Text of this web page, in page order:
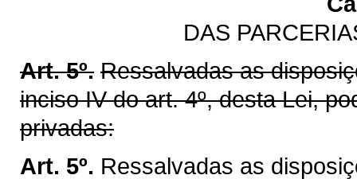
DAS
Art. 5º. Ressalvadas as
inciso IV do art. 4º, desta Lei,
privadas:
Art. 5º. Ressalvadas as